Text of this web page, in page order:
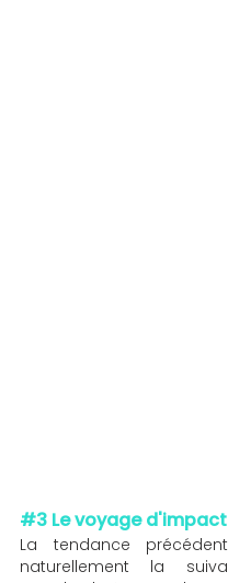
#3 Le voyage d'impact
La tendance
naturellement la